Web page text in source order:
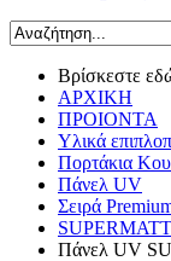
Βρίσκεστε
ΑΡΧΙΚΗ
ΠΡΟΙΟΝΤΑ
Υλικά
Πορτάκια
Πάνελ UV
Σειρά
Πάνελ UV